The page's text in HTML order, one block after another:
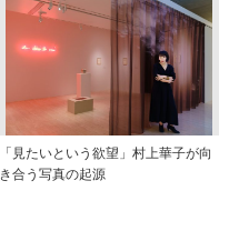
「見たいという欲望」村上華子が向
き合う写真の起源